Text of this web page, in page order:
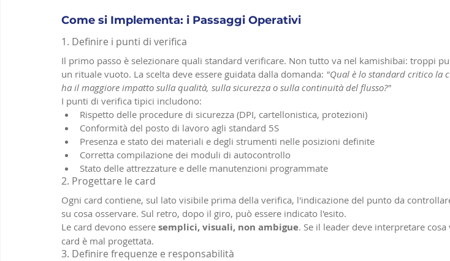
Come si Implementa: i Passaggi Operativi
1. Definire i punti di verifica
Il primo passo è selezionare quali standard verificare. Non tutto va nel kamishibai: troppi
un rituale vuoto. La scelta deve essere guidata dalla domanda: "Qual è lo standard critico la
ha il maggiore impatto sulla qualità, sulla sicurezza o sulla continuità del flusso?"
I punti di verifica tipici includono:
Rispetto delle procedure di sicurezza (DPI, cartellonistica, protezioni)
Conformità del posto di lavoro agli standard 5S
Presenza e stato dei materiali e degli strumenti nelle posizioni definite
Corretta compilazione dei moduli di autocontrollo
Stato delle attrezzature e delle manutenzioni programmate
2. Progettare le card
Ogni card contiene, sul lato visibile prima della verifica, l'indicazione del punto da
su cosa osservare. Sul retro, dopo il giro, può essere indicato l'esito.
Le card devono essere semplici, visuali, non ambigue. Se il leader deve interpretare cosa
card è mal progettata.
3. Definire frequenze e responsabilità